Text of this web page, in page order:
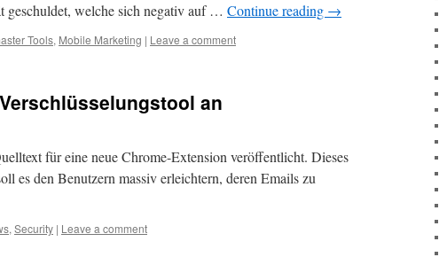
geschuldet, welche sich negativ auf … Continue reading →
Tools, Mobile Marketing | Leave a comment
an
für eine neue Chrome-Extension veröffentlicht. Dieses
es den Benutzern massiv erleichtern, deren Emails zu
, Security | Leave a comment